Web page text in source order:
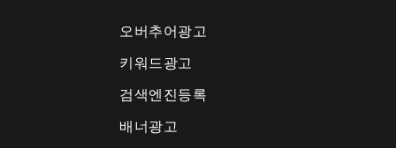
오버추어광고
키워드광고
검색엔진등록
배너광고